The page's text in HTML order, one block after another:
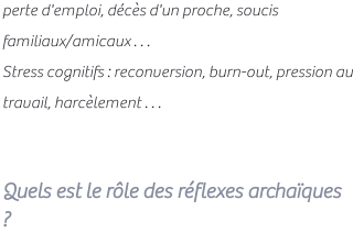
perte d'emploi, décès d'un proche, soucis
familiaux/amicaux . . .
Stress cognitifs : reconversion, burn-out, pression au
travail, harcèlement . . .
Quels est le rôle des réflexes archaïques
?